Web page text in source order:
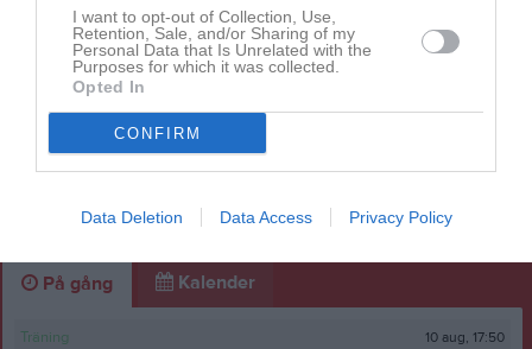
I want to opt-out of Collection, Use,
Retention, Sale, and/or Sharing of my
Personal Data that Is Unrelated with the
Purposes for which it was collected.
Opted In
CONFIRM
Data Deletion Data Access Privacy Policy
Senast uppdaterade album
På gång Kalender
Träning 10 aug, 17:50